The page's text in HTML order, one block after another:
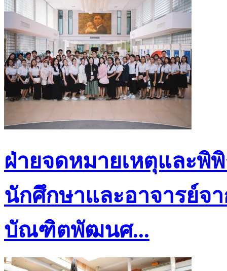
ฝ่ายจดหมายเหตุและ
นักศึกษาและอาจารย์จ
บัณฑิตพัฒนศ...